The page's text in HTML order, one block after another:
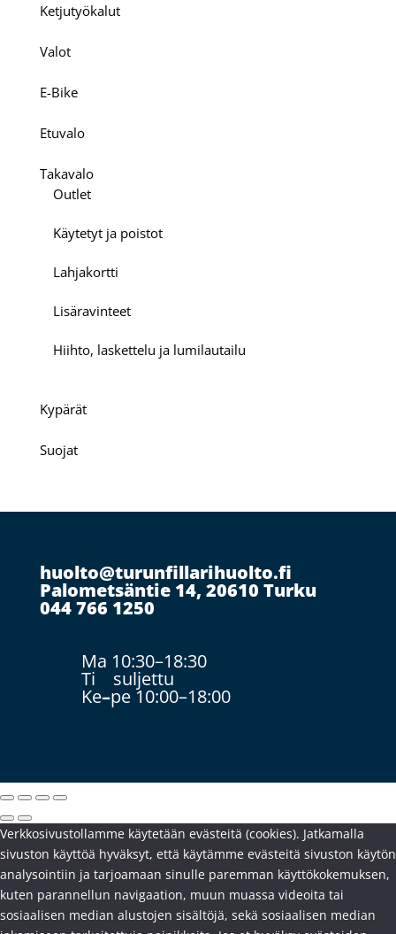
Ketjutyökalut
Valot
E-Bike
Etuvalo
Takavalo
Outlet
Käytetyt ja poistot
Lahjakortti
Lisäravinteet
Hiihto, laskettelu ja lumilautailu
Kypärät
Suojat
huolto@turunfillarihuolto.fi
Palometsäntie 14, 20610 Turku
044 766 1250
Ma 10:30–18:30
Ti suljettu
Ke–pe 10:00–18:00
Verkkosivustollamme käytetään evästeitä (cookies). Jatkamalla
sivuston käyttöä hyväksyt, että käytämme evästeitä sivuston käytön
analysointiin ja tarjoamaan sinulle paremman käyttökokemuksen,
kuten parannellun navigaation, muun muassa videoita tai
sosiaalisen median alustojen sisältöjä, sekä sosiaalisen median